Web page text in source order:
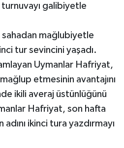
galibiyetle
mağlubiyetle
tur sevincini yaşadı.
Uymanlar Hafriyat,
etmesinin avantajını
ikili averaj üstünlüğünü
Hafriyat, son hafta
ikinci tura yazdırmayı